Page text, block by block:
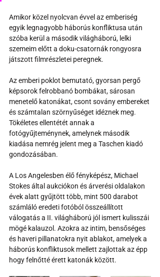
Amikor közel nyolcvan évvel az emberiség
egyik legnagyobb háborús konfliktusa után
szóba kerül a második világháború, lelki
szemeim előtt a doku-csatornák rongyosra
játszott filmrészletei peregnek.
Az emberi poklot bemutató, gyorsan pergő
képsorok felrobbanó bombákat, sárosan
menetelő katonákat, csont sovány embereket
és számtalan szörnyűséget idéznek meg.
Tökéletes ellentétét annak a
fotógyűjteménynek, amelynek második
kiadása nemrég jelent meg a Taschen kiadó
gondozásában.
A Los Angelesben élő fényképész, Michael
Stokes által aukciókon és árverési oldalakon
évek alatt gyűjtött több, mint 500 darabot
számláló eredeti fotóból összeállított
válogatás a II. világháború jól ismert kulisszái
mögé kalauzol. Azokra az intim, bensőséges
és haveri pillanatokra nyit ablakot, amelyek a
háborús konfliktusok mellett zajlottak az épp
hogy felnőtté érett katonák között.